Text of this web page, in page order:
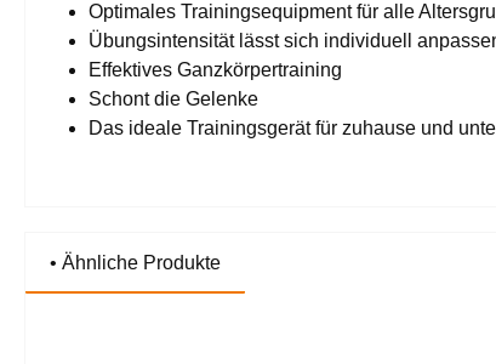
Optimales Trainingsequipment für alle
Übungsintensität lässt sich individuell
Effektives Ganzkörpertraining
Schont die Gelenke
Das ideale Trainingsgerät für zuhause und
• Ähnliche Produkte